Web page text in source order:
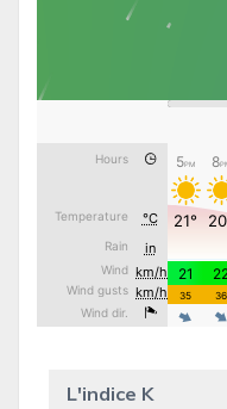
L'indice K